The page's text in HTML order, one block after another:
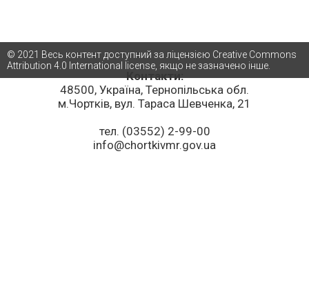
Контакти:
48500, Україна, Тернопільська обл.
м.Чортків, вул. Тараса Шевченка, 21
тел. (03552) 2-99-00
info@chortkivmr.gov.ua
© 2021 Весь контент доступний за ліцензією Creative Commons
Attribution 4.0 International license, якщо не зазначено інше.